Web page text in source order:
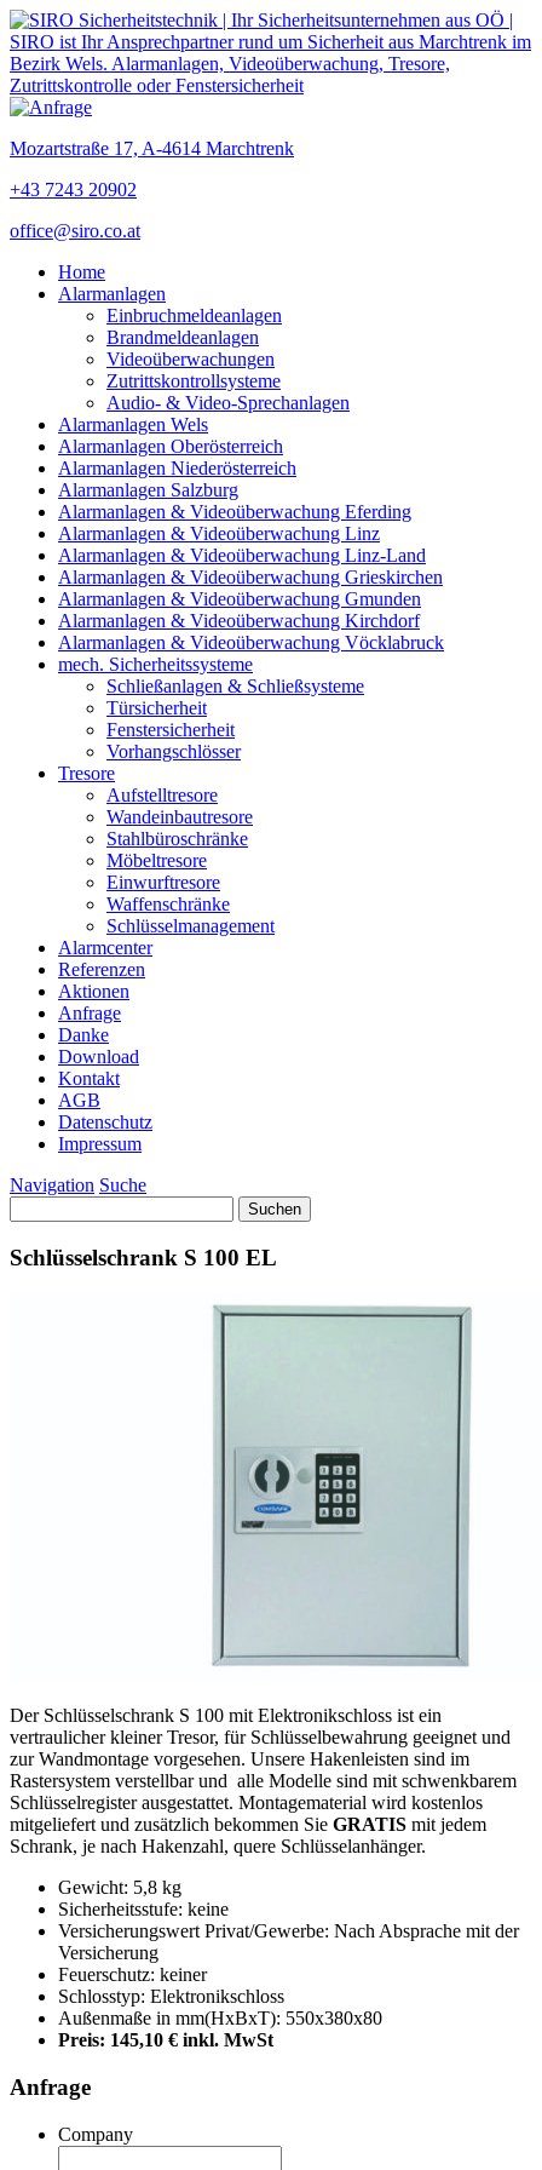
Mozartstraße 17, A-4614 Marchtrenk
+43 7243 20902
office@siro.co.at
Home
Alarmanlagen
Einbruchmeldeanlagen
Brandmeldeanlagen
Videoüberwachungen
Zutrittskontrollsysteme
Audio- & Video-Sprechanlagen
Alarmanlagen Wels
Alarmanlagen Oberösterreich
Alarmanlagen Niederösterreich
Alarmanlagen Salzburg
Alarmanlagen & Videoüberwachung Eferding
Alarmanlagen & Videoüberwachung Linz
Alarmanlagen & Videoüberwachung Linz-Land
Alarmanlagen & Videoüberwachung Grieskirchen
Alarmanlagen & Videoüberwachung Gmunden
Alarmanlagen & Videoüberwachung Kirchdorf
Alarmanlagen & Videoüberwachung Vöcklabruck
mech. Sicherheitssysteme
Schließanlagen & Schließsysteme
Türsicherheit
Fenstersicherheit
Vorhangschlösser
Tresore
Aufstelltresore
Wandeinbautresore
Stahlbüroschränke
Möbeltresore
Einwurftresore
Waffenschränke
Schlüsselmanagement
Alarmcenter
Referenzen
Aktionen
Anfrage
Danke
Download
Kontakt
AGB
Datenschutz
Impressum
Navigation Suche
nach:
Schlüsselschrank S 100 EL
Der Schlüsselschrank S 100 mit Elektronikschloss ist ein
vertraulicher kleiner Tresor, für Schlüsselbewahrung geeignet und
zur Wandmontage vorgesehen. Unsere Hakenleisten sind im
Rastersystem verstellbar und alle Modelle sind mit schwenkbarem
Schlüsselregister ausgestattet. Montagematerial wird kostenlos
mitgeliefert und zusätzlich bekommen Sie GRATIS mit jedem
Schrank, je nach Hakenzahl, quere Schlüsselanhänger.
Gewicht: 5,8 kg
Sicherheitsstufe: keine
Versicherungswert Privat/Gewerbe: Nach Absprache mit der
Versicherung
Feuerschutz: keiner
Schlosstyp: Elektronikschloss
Außenmaße in mm(HxBxT): 550x380x80
Preis: 145,10 € inkl. MwSt
Anfrage
Company